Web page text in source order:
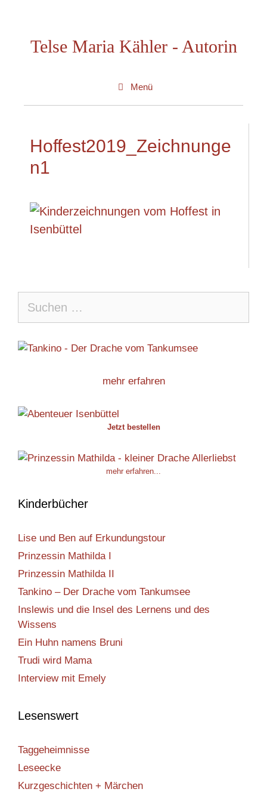
springenTelse Maria Kähler - Autorin
Menü
Hoffest2019_Zeichnunge
n1
nach:
mehr erfahren
Jetzt bestellen
mehr erfahren...
Kinderbücher
Lise und Ben auf Erkundungstour
Prinzessin Mathilda I
Prinzessin Mathilda II
Tankino – Der Drache vom Tankumsee
Inslewis und die Insel des Lernens und des
Wissens
Ein Huhn namens Bruni
Trudi wird Mama
Interview mit Emely
Lesenswert
Taggeheimnisse
Leseecke
Kurzgeschichten + Märchen